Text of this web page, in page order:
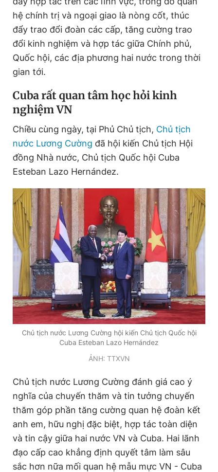
hệ chính trị và ngoại giao là nòng cốt, thúc
đẩy trao đổi đoàn các cấp, tăng cường trao
đổi kinh nghiệm và hợp tác giữa Chính phủ,
Quốc hội, các địa phương hai nước trong thời
gian tới.
Cuba rất quan tâm học hỏi kinh
nghiệm VN
Chiều cùng ngày, tại Phủ Chủ tịch, Chủ tịch
nước Lương Cường đã hội kiến Chủ tịch Hội
đồng Nhà nước, Chủ tịch Quốc hội Cuba
Esteban Lazo Hernández.
Chủ tịch nước Lương Cường hội kiến Chủ tịch Quốc hội
Cuba Esteban Lazo Hernández
ẢNH: TTXVN
Chủ tịch nước Lương Cường đánh giá cao ý
nghĩa của chuyến thăm và tin tưởng chuyến
thăm góp phần tăng cường quan hệ đoàn kết
anh em, hữu nghị đặc biệt, hợp tác toàn diện
và tin cậy giữa hai nước VN và Cuba. Hai lãnh
đạo cấp cao khẳng định quyết tâm làm sâu
sắc hơn nữa mối quan hệ mẫu mực VN - Cuba